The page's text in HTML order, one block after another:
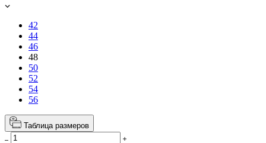
42
44
46
48
50
52
54
56
Таблица размеров